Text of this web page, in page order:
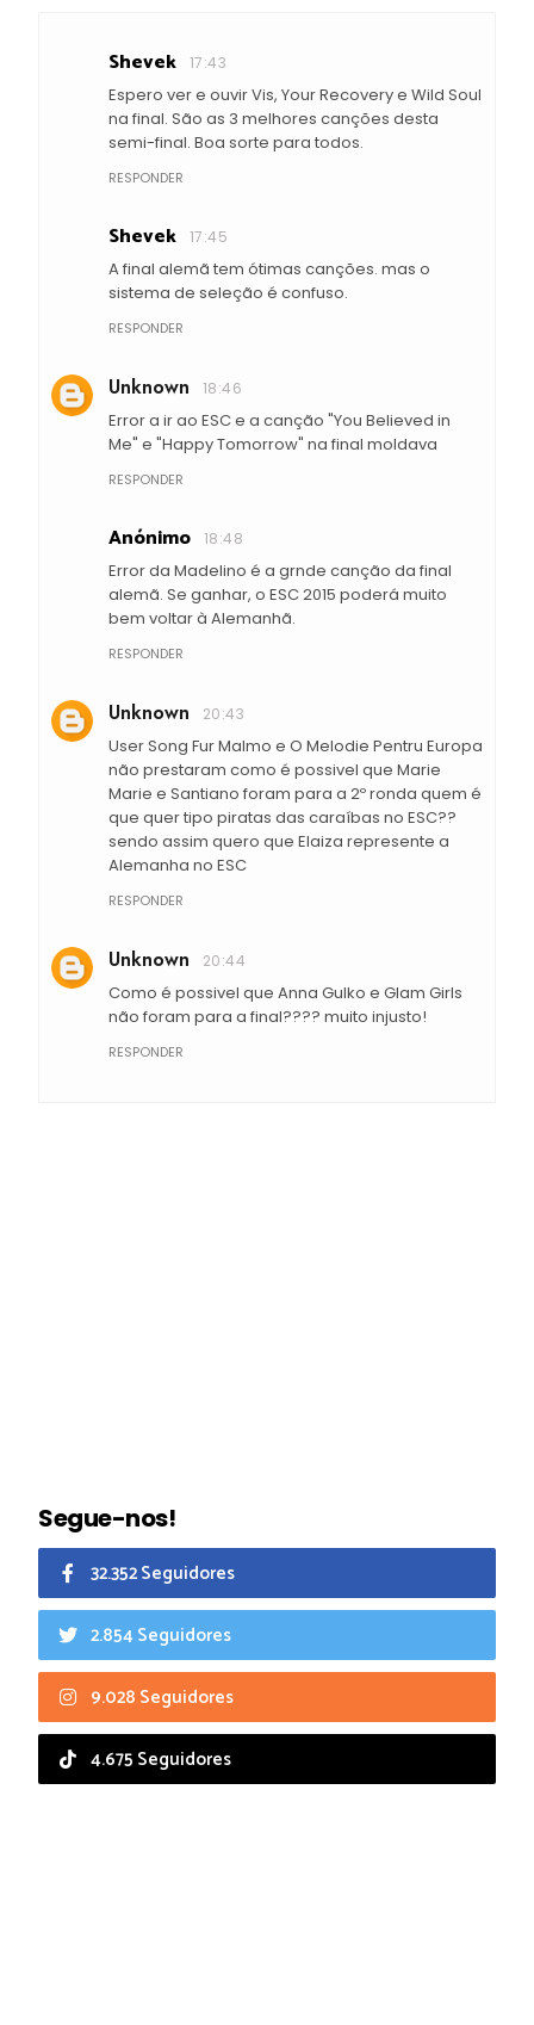
Shevek 17:43
Espero ver e ouvir Vis, Your Recovery e Wild Soul
na final. São as 3 melhores canções desta
semi-final. Boa sorte para todos.
RESPONDER
Shevek 17:45
A final alemã tem ótimas canções. mas o
sistema de seleção é confuso.
RESPONDER
Unknown 18:46
Error a ir ao ESC e a canção "You Believed in
Me" e "Happy Tomorrow" na final moldava
RESPONDER
Anónimo 18:48
Error da Madelino é a grnde canção da final
alemã. Se ganhar, o ESC 2015 poderá muito
bem voltar à Alemanhã.
RESPONDER
Unknown 20:43
User Song Fur Malmo e O Melodie Pentru Europa
não prestaram como é possivel que Marie
Marie e Santiano foram para a 2º ronda quem é
que quer tipo piratas das caraíbas no ESC??
sendo assim quero que Elaiza represente a
Alemanha no ESC
RESPONDER
Unknown 20:44
Como é possivel que Anna Gulko e Glam Girls
não foram para a final???? muito injusto!
RESPONDER
Segue-nos!
32.352 Seguidores
2.854 Seguidores
9.028 Seguidores
4.675 Seguidores